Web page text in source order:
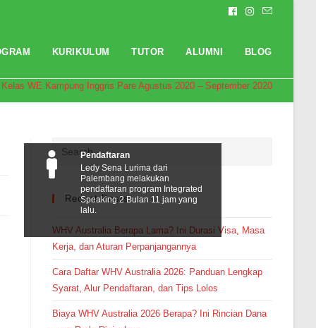
KURIKULUM TUTOR ALUMNI BLOG
Kelas WE Kampung Inggris Pare Agustus 2020 – September 2020
Recent Posts
WHV Australia Berapa Lama? Ini Durasi Visa, Masa
Kerja, dan Aturan Perpanjangannya
Cara Daftar WHV Australia 2026: Panduan Lengkap
Syarat, Alur Pendaftaran, dan Tips Lolos
Biaya WHV Australia 2026 Berapa? Ini Rincian Dana
Pendaftaran
Ledy Sena Lurima dari
Palembang melakukan
pendaftaran program Integrated
Speaking 2 Bulan 11 jam yang
lalu.